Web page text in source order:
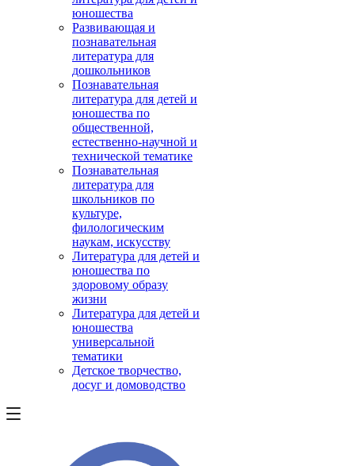
юношества
Развивающая и
познавательная
литература для
дошкольников
Познавательная
литература для детей и
юношества по
общественной,
естественно-научной и
технической тематике
Познавательная
литература для
школьников по
культуре,
филологическим
наукам, искусству
Литература для детей и
юношества по
здоровому образу
жизни
Литература для детей и
юношества
универсальной
тематики
Детское творчество,
досуг и домоводство